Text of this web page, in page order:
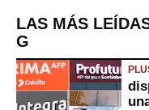
LAS MÁS
G